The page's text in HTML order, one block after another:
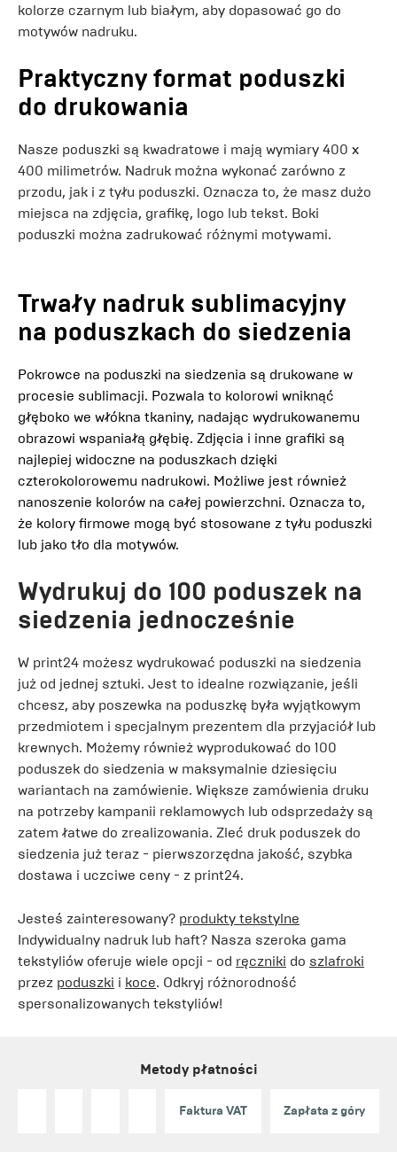
kolorze czarnym lub białym, aby dopasować go do
motywów nadruku.
Praktyczny format poduszki
do drukowania
Nasze poduszki są kwadratowe i mają wymiary 400 x
400 milimetrów. Nadruk można wykonać zarówno z
przodu, jak i z tyłu poduszki. Oznacza to, że masz dużo
miejsca na zdjęcia, grafikę, logo lub tekst. Boki
poduszki można zadrukować różnymi motywami.
Trwały nadruk sublimacyjny
na poduszkach do siedzenia
Pokrowce na poduszki na siedzenia są drukowane w
procesie sublimacji. Pozwala to kolorowi wniknąć
głęboko we włókna tkaniny, nadając wydrukowanemu
obrazowi wspaniałą głębię. Zdjęcia i inne grafiki są
najlepiej widoczne na poduszkach dzięki
czterokolorowemu nadrukowi. Możliwe jest również
nanoszenie kolorów na całej powierzchni. Oznacza to,
że kolory firmowe mogą być stosowane z tyłu poduszki
lub jako tło dla motywów.
Wydrukuj do 100 poduszek na
siedzenia jednocześnie
W print24 możesz wydrukować poduszki na siedzenia
już od jednej sztuki. Jest to idealne rozwiązanie, jeśli
chcesz, aby poszewka na poduszkę była wyjątkowym
przedmiotem i specjalnym prezentem dla przyjaciół lub
krewnych. Możemy również wyprodukować do 100
poduszek do siedzenia w maksymalnie dziesięciu
wariantach na zamówienie. Większe zamówienia druku
na potrzeby kampanii reklamowych lub odsprzedaży są
zatem łatwe do zrealizowania. Zleć druk poduszek do
siedzenia już teraz - pierwszorzędna jakość, szybka
dostawa i uczciwe ceny - z print24.
Jesteś zainteresowany? produkty tekstylne
Indywidualny nadruk lub haft? Nasza szeroka gama
tekstyliów oferuje wiele opcji - od ręczniki do szlafroki
przez poduszki i koce. Odkryj różnorodność
spersonalizowanych tekstyliów!
Metody płatności
Faktura VAT Zapłata z góry